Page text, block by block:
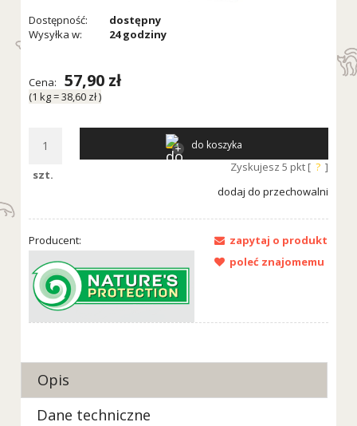
Dostępność:
dostępny
Wysyłka w:
24 godziny
Cena: 57,90 zł
(1 kg=38,60 zł)
szt.
do koszyka
Zyskujesz 5 pkt [ ? ]
dodaj do przechowalni
Producent:
zapytaj o produkt
poleć znajomemu
Opis
Dane techniczne